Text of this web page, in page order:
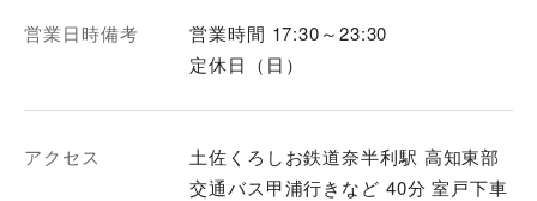
営業日時備考
営業時間 17:30～23:30
定休日（日）
アクセス
土佐くろしお鉄道奈半利駅 高知東部
交通バス甲浦行きなど 40分 室戸下車